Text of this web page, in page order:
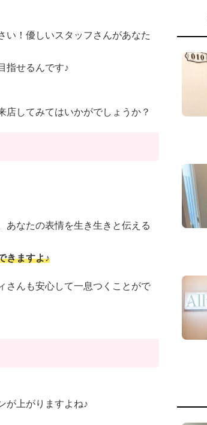
い！優しいスタッフさんがあなた
指せるんです♪
店してみてはいかがでしょうか？
あなたの表情を生き生きと伝える
きますよ♪
さんも安心して一息つくことがで
が上がりますよね♪